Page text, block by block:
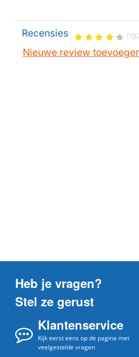
Recensies
Nieuwe review
Heb je vragen?
Stel ze gerust
Klantenservice
Kijk eerst eens op de pagina met
veelgestelde vragen